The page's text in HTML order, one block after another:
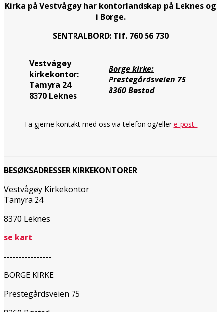
Kirka på Vestvågøy har kontorlandskap på Leknes og
i Borge.
SENTRALBORD: Tlf. 760 56 730
Vestvågøy
kirkekontor:
Tamyra 24
8370 Leknes
Borge kirke:
Prestegårdsveien 75
8360 Bøstad
Ta gjerne kontakt med oss via telefon og/ellere-post.
BESØKSADRESSER KIRKEKONTORER
Vestvågøy Kirkekontor
Tamyra 24
8370 Leknes
se kart
----------------
BORGE KIRKE
Prestegårdsveien 75